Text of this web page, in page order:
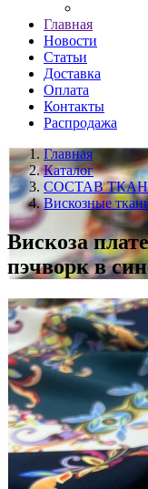
Главная
Новости
Статьи
Доставка
Оплата
Контакты
Распродажа
Главная
Каталог
СОСТАВ
Вискозные
Вискоза
пэчворк в